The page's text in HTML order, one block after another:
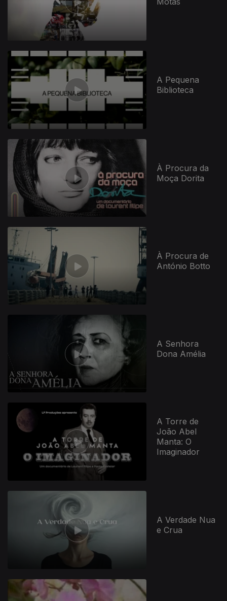
A Pequena
Biblioteca
À Procura da
Moça Dorita
À Procura de
António Botto
A Senhora
Dona Amélia
A Torre de
João Abel
Manta: O
Imaginador
A Verdade Nua
e Crua
911522